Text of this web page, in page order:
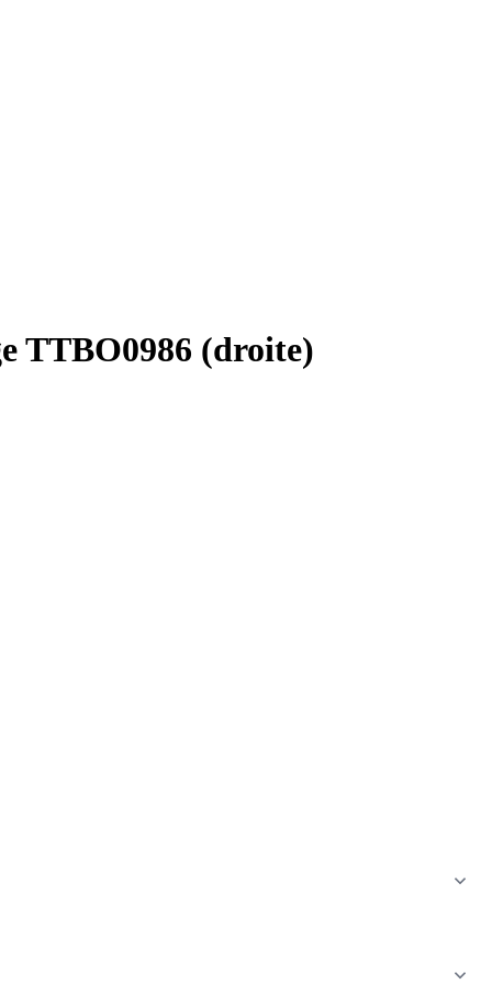
TTBO0986 (droite)
sans eux. Ces cookies
le fonctionnement du site,
qui sont pertinentes et
de cookies individuels.